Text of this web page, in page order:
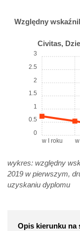
Względny
Civitas,
w I roku
0
0.5
1
1.5
2
2.5
3
wykres: względny
2019 w pierwszym,
uzyskaniu dyplomu
Opis kierunku na